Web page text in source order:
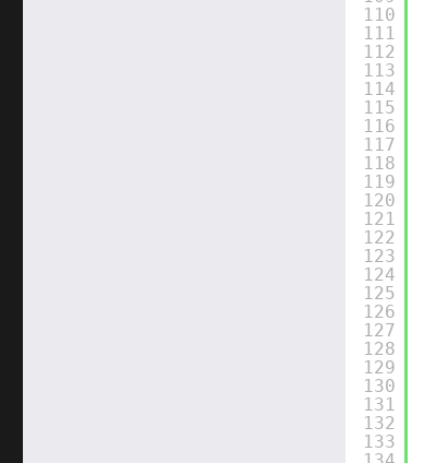
110
111
112
113
114
115
116
117
118
119
120
121
122
123
124
125
126
127
128
129
130
131
132
133